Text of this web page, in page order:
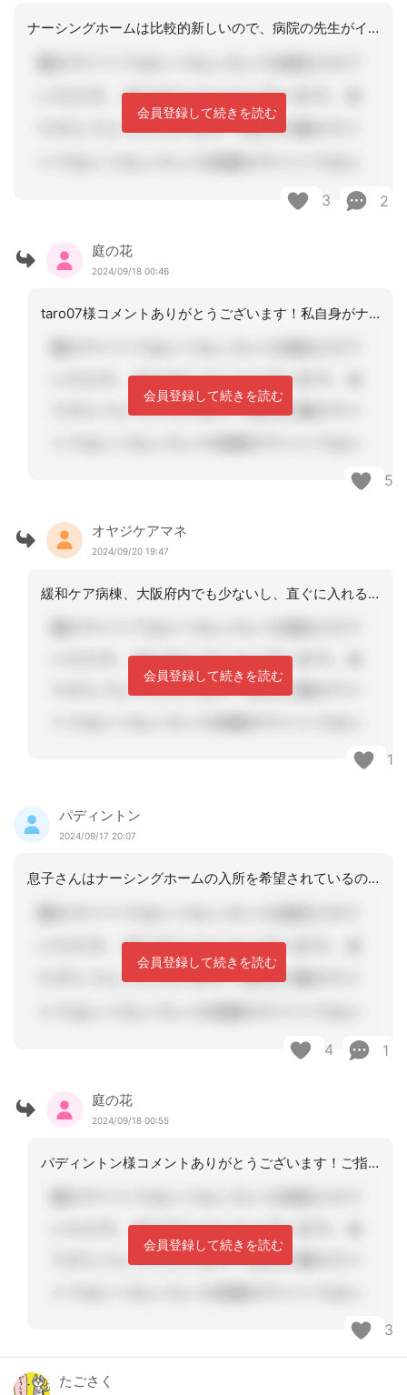
ナーシングホームは比較的新しいので、病院の先生がイメージされる入所と違うのかもし
会員登録して続きを読む
3 2
庭の花
2024/09/18 00:46
taro07様コメントありがとうございます！私自身がナーシングホームについて最近
会員登録して続きを読む
5
オヤジケアマネ
2024/09/20 19:47
緩和ケア病棟、大阪府内でも少ないし、直ぐに入れるかわからないことあります。だから
会員登録して続きを読む
1
パディントン
2024/09/17 20:07
息子さんはナーシングホームの入所を希望されているのですか？庭の花さんは、どこかナ
会員登録して続きを読む
4 1
庭の花
2024/09/18 00:55
パディントン様コメントありがとうございます！ご指摘ありがとうございます。その通り
会員登録して続きを読む
3
たごさく